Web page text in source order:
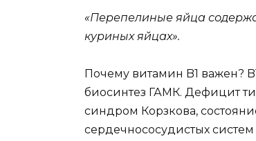
«Перепелиные яйца
куриных яйцах».
Почему витамин B1 важен?
биосинтез ГАМК. Дефицит
синдром Корзкова,
сердечнососудистых